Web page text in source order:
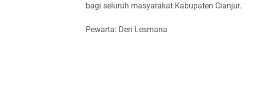
bagi seluruh masyarakat Kabupaten Cianjur.
Pewarta: Deri Lesmana